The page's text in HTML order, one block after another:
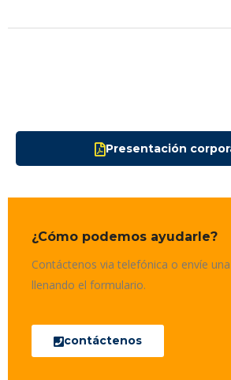
Presentación
¿Cómo podemos ayudarle?
Contáctenos via telefónica o envíe
llenando el formulario.
contáctenos